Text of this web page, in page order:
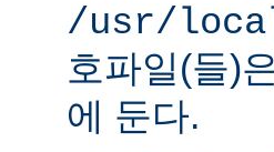
/usr/
호파일(들)
에 둔다.